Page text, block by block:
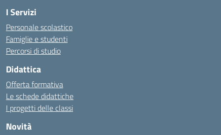
I Servizi
Personale scolastico
Famiglie e studenti
Percorsi di studio
Didattica
Offerta formativa
Le schede didattiche
I progetti delle classi
Novità